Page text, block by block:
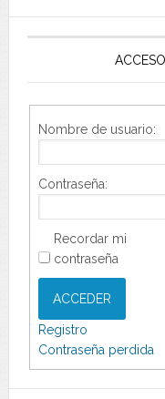
Nombre de usuario:
Contraseña:
Recordar mi
contraseña
ACCEDER
Registro
Contraseña perdida